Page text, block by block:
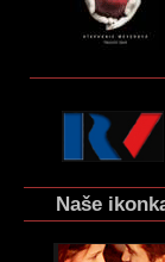
Naše